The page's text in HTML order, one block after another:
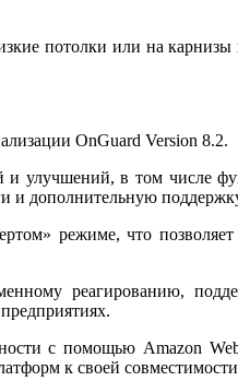
потолки или на
OnGuard Version 8.2.
и улучшений, в том числе
и дополнительную
режиме, что
реагированию,
с помощью Amazon
к своей